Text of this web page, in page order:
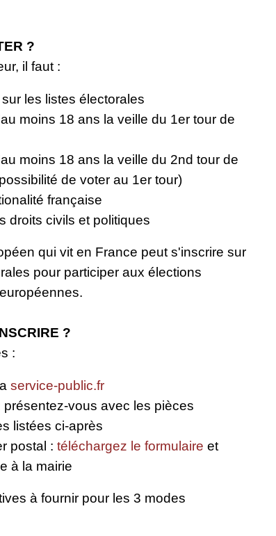
?
il faut :
les listes électorales
moins 18 ans la veille du 1er tour de
moins 18 ans la veille du 2nd tour de
de voter au 1er tour)
française
droits civils et politiques
qui vit en France peut s'inscrire sur
pour participer aux élections
?
:
service-public.fr
présentez-vous avec les pièces
listées ci-après
postal :téléchargez le formulaire et
à la mairie
à fournir pour les 3 modes